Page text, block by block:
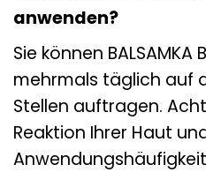
anwenden?
Sie können
mehrmals täglich auf
Stellen auftragen.
Reaktion Ihrer Haut